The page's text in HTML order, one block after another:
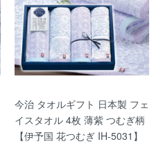
今治 タオルギフト 日本製 フェ
イスタオル 4枚 薄紫 つむぎ柄
【伊予国 花つむぎ IH-5031】